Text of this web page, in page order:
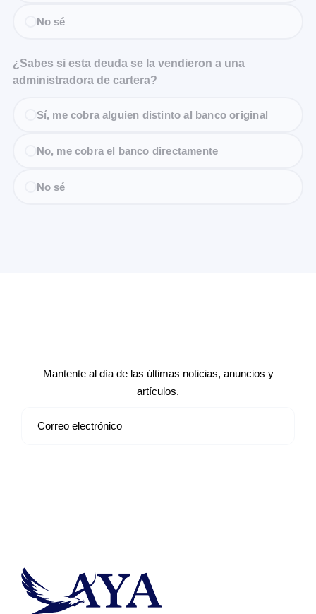
No sé
¿Sabes si esta deuda se la vendieron a una
administradora de cartera?
Sí, me cobra alguien distinto al banco original
No, me cobra el banco directamente
No sé
Mantente al día de las últimas noticias, anuncios y
artículos.